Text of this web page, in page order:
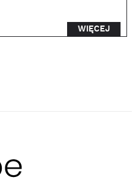
WIĘCEJ